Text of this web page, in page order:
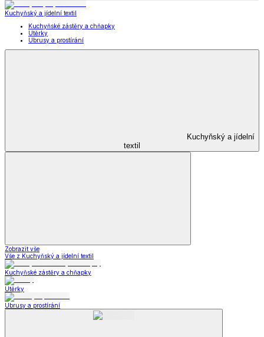
Kuchyňský a jídelní textil
Kuchyňské zástěry a chňapky
Utěrky
Ubrusy a prostírání
Kuchyňský a jídelní
textil
Zobrazit vše
Vše z Kuchyňský a jídelní textil
Kuchyňské zástěry a chňapky
Utěrky
Ubrusy a prostírání